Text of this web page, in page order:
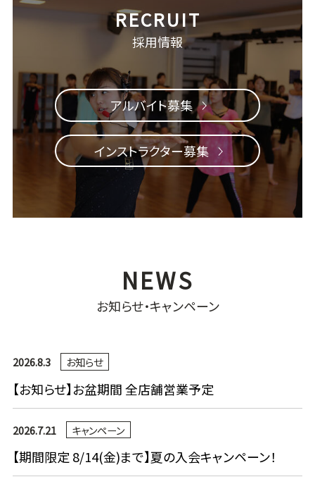
採用情報
アルバイト募集
インストラクター募集
お知らせ・キャンペーン
【お知らせ】お盆期間 全店舗営業予定
2026.8.3 お知らせ
【期間限定 8/14(金)まで】夏の入会キャンペーン！
2026.7.21 キャンペーン